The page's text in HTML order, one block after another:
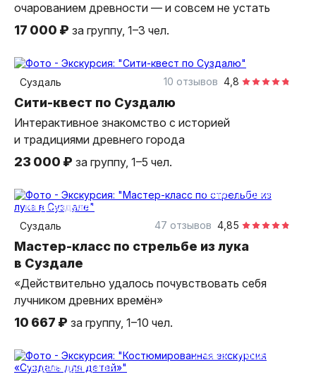
очарованием древности — и совсем не устать
17 000 ₽ за группу, 1–3 чел.
Суздаль 4,8
10 отзывов
Сити-квест по Суздалю
Интерактивное знакомство с историей
и традициями древнего города
23 000 ₽ за группу, 1–5 чел.
1 час
пешком
индивидуальная
Суздаль
4,85
47 отзывов
Мастер-класс по стрельбе из лука
в Суздале
«Действительно удалось почувствовать себя
лучником древних времён»
10 667 ₽ за группу, 1–10 чел.
2 часа
пешком
индивидуальная